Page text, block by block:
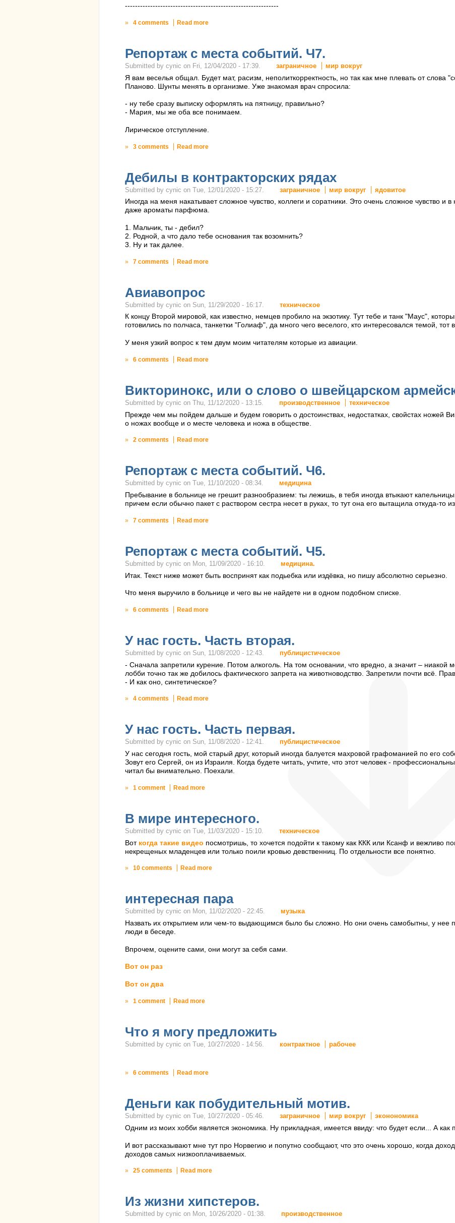
-------------------------------------------------------------
» 4 comments Read more
Репортаж с места событий. Ч7.
Submitted by cynic on Fri, 12/04/2020 - 17:39. заграничное
мир вокруг
Я вам веселья общал. Будет мат, расизм, неполиткорректность, но так как мне плевать от слова
Планово. Шунты менять в организме. Уже знакомая врач спросила:
- ну тебе сразу выписку оформлять на пятницу, правильно?
- Мария, мы же оба все понимаем.
Лирическое отступление.
» 3 comments Read more
Дебилы в контракторских рядах
Submitted by cynic on Tue, 12/01/2020 - 15:27. заграничное мир вокруг
ядовитое
Иногда на меня накатывает сложное чувство, коллеги и соратники. Это очень сложное чувство
даже ароматы парфюма.
1. Мальчик, ты - дебил?
2. Родной, а что дало тебе основания так возомнить?
3. Ну и так далее.
» 7 comments Read more
Авиавопрос
Submitted by cynic on Sun, 11/29/2020 - 16:17.
техническое
К концу Второй мировой, как известно, немцев пробило на экзотику. Тут тебе и танк "Маус",
готовились по полчаса, танкетки "Голиаф", да много чего веселого, кто интересовался темой, тот
У меня узкий вопрос к тем двум моим читателям которые из авиации.
» 6 comments Read more
Викторинокс, или о слово о швейцарском
Submitted by cynic on Thu, 11/12/2020 - 13:15. производственное
техническое
Прежде чем мы пойдем дальше и будем говорить о достоинствах, недостатках, свойстах ножей
о ножах вообще и о месте человека и ножа в обществе.
» 2 comments Read more
Репортаж с места событий. Ч6.
Submitted by cynic on Tue, 11/10/2020 - 08:34.
медицина
Пребывание в больнице не грешит разнообразием: ты лежишь, в тебя иногда втыкают
причем если обычно пакет с раствором сестра несет в руках, то тут она его вытащила откуда-то
» 7 comments Read more
Репортаж с места событий. Ч5.
Submitted by cynic on Mon, 11/09/2020 - 16:10.
медицина.
Итак. Текст ниже может быть воспринят как подьебка или издёвка, но пишу абсолютно серьезно.
Что меня выручило в больнице и чего вы не найдете ни в одном подобном списке.
» 6 comments Read more
У нас гость. Часть вторая.
Submitted by cynic on Sun, 11/08/2020 - 12:43.
публицистическое
- Сначала запретили курение. Потом алкоголь. На том основании, что вредно, а значит –
лобби точно так же добилось фактического запрета на животноводство. Запретили почти всё.
- И как оно, синтетическое?
» 4 comments Read more
У нас гость. Часть первая.
Submitted by cynic on Sun, 11/08/2020 - 12:41.
публицистическое
У нас сегодня гость, мой старый друг, который иногда балуется махровой графоманией по его
Зовут его Сергей, он из Израиля. Когда будете читать, учтите, что этот человек -
читал бы внимательно. Поехали.
» 1 comment Read more
В мире интересного.
Submitted by cynic on Tue, 11/03/2020 - 15:10.
техническое
Вот когда такие видео посмотришь, то хочется подойти к такому как ККК или Ксанф и вежливо
некрещеных младенцев или только поили кровью девственниц. По отдельности все понятно.
» 10 comments Read more
интересная пара
Submitted by cynic on Mon, 11/02/2020 - 22:45.
музыка
Назвать их открытием или чем-то выдающимся было бы сложно. Но они очень самобытны, у нее
люди в беседе.
Впрочем, оцените сами, они могут за себя сами.
Вот он раз
Вот он два
» 1 comment Read more
Что я могу предложить
Submitted by cynic on Tue, 10/27/2020 - 14:56. контрактное
рабочее
» 6 comments Read more
Деньги как побудительный мотив.
Submitted by cynic on Tue, 10/27/2020 - 05:46. заграничное мир вокруг
эконономика
Одним из моих хобби является экономика. Ну прикладная, имеется ввиду: что будет если... А как
И вот рассказывают мне тут про Норвегию и попутно сообщают, что это очень хорошо, когда
доходов самых низкооплачиваемых.
» 25 comments Read more
Из жизни хипстеров.
Submitted by cynic on Mon, 10/26/2020 - 01:38.
производственное